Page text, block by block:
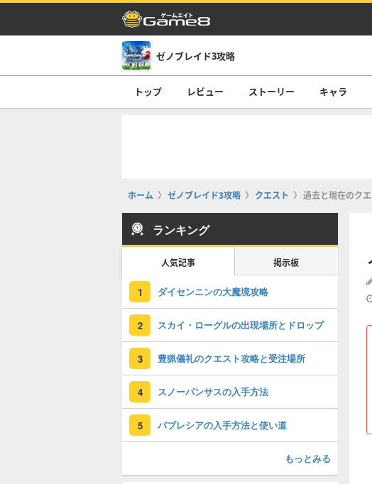
ゼノブレイド3攻略
トップ レビュー ストーリー キャラ
ホーム ゼノブレイド3攻略 クエスト 過去と現在のク
ランキング
人気記事 掲示板
1 ダイセンニンの大魔境攻略
2 スカイ・ローグルの出現場所とドロップ
3 豊猟儀礼のクエスト攻略と受注場所
4 スノーパンサスの入手方法
5 バブレシアの入手方法と使い道
もっとみる